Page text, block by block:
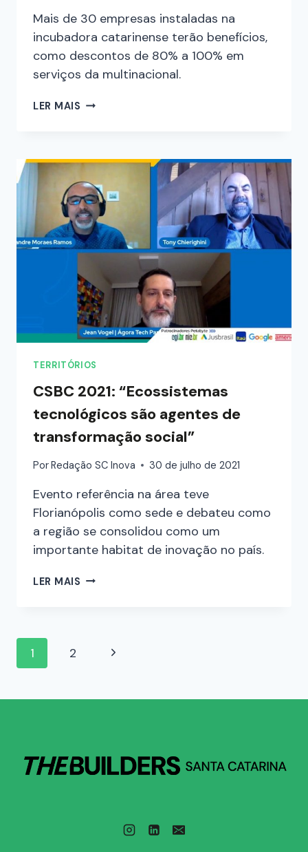
Mais de 30 empresas instaladas na
incubadora catarinense terão benefícios,
como descontos de 80% a 100% em
serviços da multinacional.
LER MAIS
TERRITÓRIOS
CSBC 2021: “Ecossistemas
tecnológicos são agentes de
transformação social”
PorRedação SC Inova 30 de julho de 2021
Evento referência na área teve
Florianópolis como sede e debateu como
a região se consolidou como um
importante habitat de inovação no país.
LER MAIS
1 2